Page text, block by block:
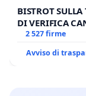
BISTROT
DI VERIFICA
GAMBETTI
2 527 firme
Avviso di